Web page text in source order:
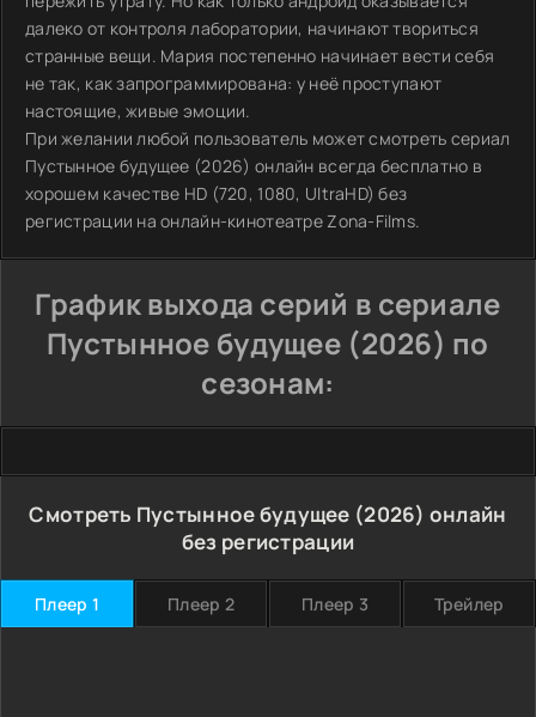
далеко от контроля лаборатории, начинают твориться
странные вещи. Мария постепенно начинает вести себя
не так, как запрограммирована: у неё проступают
настоящие, живые эмоции.
При желании любой пользователь может смотреть сериал
Пустынное будущее (2026) онлайн всегда бесплатно в
хорошем качестве HD (720, 1080, UltraHD) без
регистрации на онлайн-кинотеатре Zona-Films.
График выхода серий в сериале
Пустынное будущее (2026) по
сезонам:
Смотреть Пустынное будущее (2026) онлайн
без регистрации
Плеер 1 Плеер 2 Плеер 3 Трейлер